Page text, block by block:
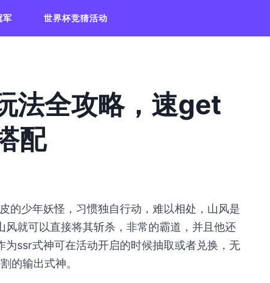
军 世界杯竞猜活动
法全攻略，速get
配
的少年妖怪，习惯独自行动，难以相处，山风是
就可以直接将其斩杀，非常的霸道，并且他还
ssr式神可在活动开启的时候抽取或者兑换，无
的输出式神。